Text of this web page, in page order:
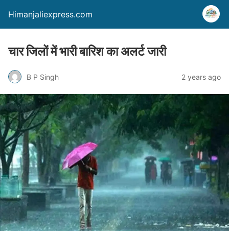
Himanjaliexpress.com
चार जिलों में भारी बारिश का अलर्ट जारी
B P Singh 2 years ago